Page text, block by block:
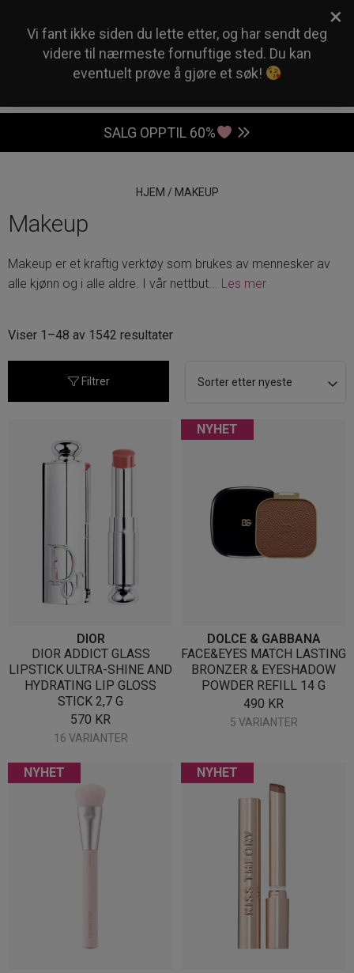
0
SALG OPPTIL 60%
HJEM / MAKEUP
Makeup
Makeup er et kraftig verktøy som brukes av mennesker av
alle kjønn og i alle aldre. I vår nettbut... Les mer
Viser 1–48 av 1542 resultaterSortert
nyeste
Filtrer
DIOR
DIOR ADDICT GLASS
LIPSTICK ULTRA-SHINE AND
HYDRATING LIP GLOSS
STICK 2,7 G
570 KR
16 VARIANTER
NYHET
DOLCE & GABBANA
FACE&EYES MATCH LASTING
BRONZER & EYESHADOW
POWDER REFILL 14 G
490 KR
5 VARIANTER
NYHET NYHET
×
Vi fant ikke siden du lette etter, og har sendt deg
videre til nærmeste fornuftige sted. Du kan
eventuelt prøve å gjøre et søk!